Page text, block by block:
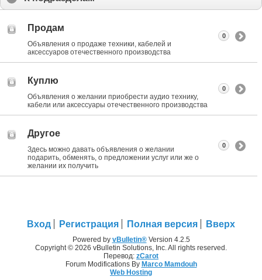
Продам
Объявления о продаже техники, кабелей и
аксессуаров отечественного производства
0
Куплю
Объявления о желании приобрести аудио технику,
кабели или аксессуары отечественного производства
0
Другое
Здесь можно давать объявления о желании
подарить, обменять, о предложении услуг или же о
желании их получить
0
Вход Регистрация Полная версия Вверх
Powered by vBulletin®Version 4.2.5
Copyright © 2026 vBulletin Solutions, Inc. All rights reserved.
Перевод: zCarot
Forum Modifications By Marco Mamdouh
Web Hosting